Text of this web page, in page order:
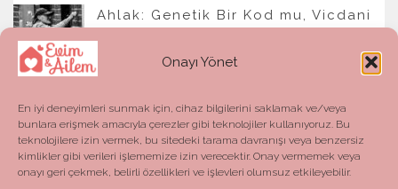
Onayı Yönet
En iyi deneyimleri sunmak için, cihaz bilgilerini saklamak ve/veya
bunlara erişmek amacıyla çerezler gibi teknolojiler kullanıyoruz. Bu
teknolojilere izin vermek, bu sitedeki tarama davranışı veya benzersiz
kimlikler gibi verileri işlememize izin verecektir. Onay vermemek veya
onayı geri çekmek, belirli özellikleri ve işlevleri olumsuz etkileyebilir.
Ahlak: Genetik Bir Kod mu, Vicdani